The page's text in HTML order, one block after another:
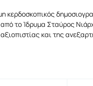
κερδοσκοπικός
το Ίδρυμα Σταύρος
και της